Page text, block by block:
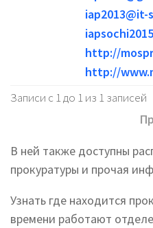
http://
http://
Записи с 1 до 1 из 1 записей
В ней также доступны
прокуратуры и прочая
Узнать где находится
времени работают